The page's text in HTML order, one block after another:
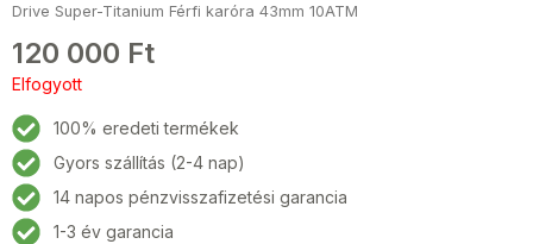
Drive Super-Titanium Férfi karóra 43mm 10ATM
120 000 Ft
Elfogyott
100% eredeti termékek
Gyors szállítás (2-4 nap)
14 napos pénzvisszafizetési garancia
1-3 év garancia